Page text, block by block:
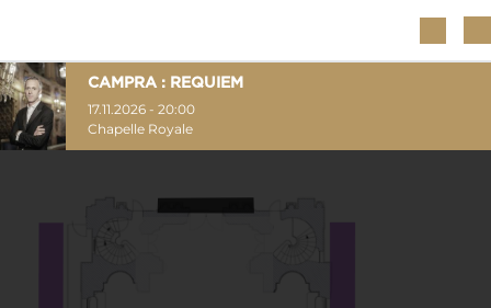
CAMPRA : REQUIEM
17.11.2026 - 20:00
Chapelle Royale